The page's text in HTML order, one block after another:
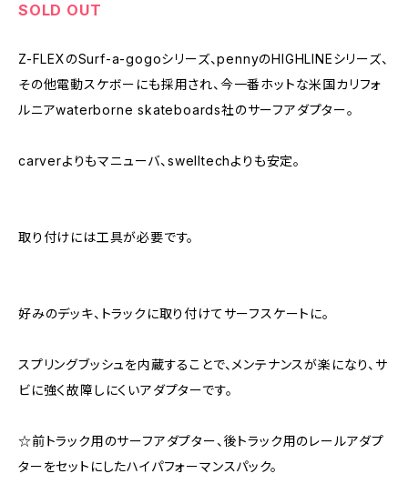
SOLD OUT
Z-FLEXのSurf-a-gogoシリーズ、pennyのHIGHLINEシリーズ、
その他電動スケボーにも採用され、今一番ホットな米国カリフォ
ルニアwaterborne skateboards社のサーフアダプター。
carverよりもマニューバ、swelltechよりも安定。
取り付けには工具が必要です。
好みのデッキ、トラックに取り付けてサーフスケートに。
スプリングブッシュを内蔵することで、メンテナンスが楽になり、サ
ビに強く故障しにくいアダプターです。
☆前トラック用のサーフアダプター、後トラック用のレールアダプ
ターをセットにしたハイパフォーマンスパック。